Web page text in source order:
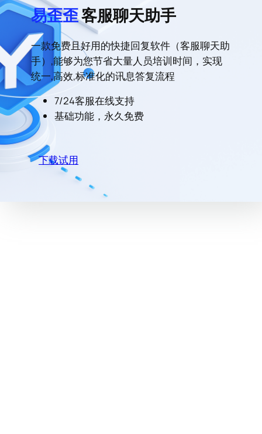
易歪歪客服聊天助手
一款免费且好用的快捷回复软件（客服聊天助
手）,能够为您节省大量人员培训时间，实现
统一,高效,标准化的讯息答复流程
7/24客服在线支持
基础功能，永久免费
下载试用